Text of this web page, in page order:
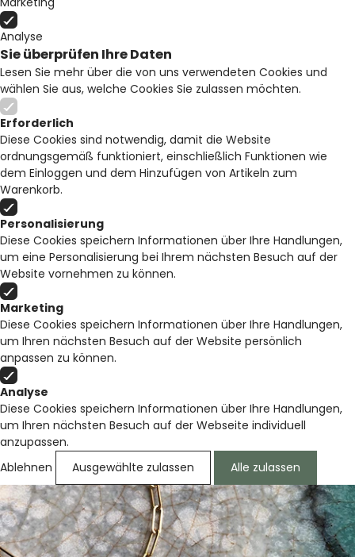
Analyse
Sie überprüfen Ihre Daten
Lesen Sie mehr über die von uns verwendeten Cookies und
wählen Sie aus, welche Cookies Sie zulassen möchten.
Erforderlich
Diese Cookies sind notwendig, damit die Website
ordnungsgemäß funktioniert, einschließlich Funktionen wie
dem Einloggen und dem Hinzufügen von Artikeln zum
Warenkorb.
Personalisierung
Diese Cookies speichern Informationen über Ihre Handlungen,
um eine Personalisierung bei Ihrem nächsten Besuch auf der
Website vornehmen zu können.
Marketing
Diese Cookies speichern Informationen über Ihre Handlungen,
um Ihren nächsten Besuch auf der Website persönlich
anpassen zu können.
Analyse
Diese Cookies speichern Informationen über Ihre Handlungen,
um Ihren nächsten Besuch auf der Webseite individuell
anzupassen.
Ablehnen
Ausgewählte zulassen Alle zulassen